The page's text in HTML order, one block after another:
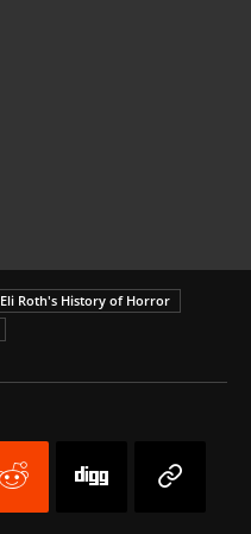
Eli Roth's History of Horror